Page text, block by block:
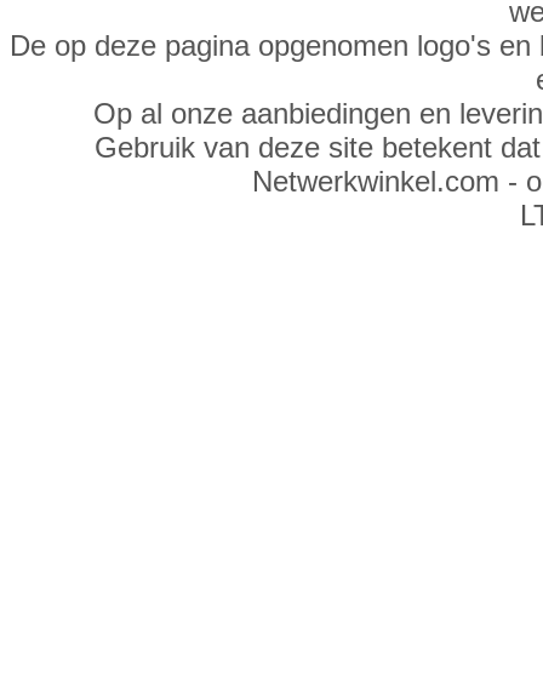
De op deze pagina opgenomen logo's
Op al onze aanbiedingen en
Gebruik van deze site betekent
Netwerkwinkel.com -